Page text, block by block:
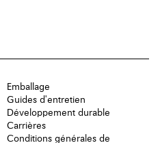
Emballage
Guides d'entretien
Développement durable
Carrières
Conditions générales de